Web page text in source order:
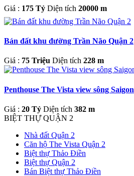
Giá : 175 Tỷ Diện tích 20000 m
Bán đất khu đường Trần Não Quận 2
Giá : 75 Triệu Diện tích 228 m
Penthouse The Vista view sông Saigon
Giá : 20 Tỷ Diện tích 382 m
BIỆT THỰ QUẬN 2
Nhà đất Quận 2
Căn hộ The Vista Quận 2
Biệt thự Thảo Điền
Biệt thự Quận 2
Bán Biệt thự Thảo Điền